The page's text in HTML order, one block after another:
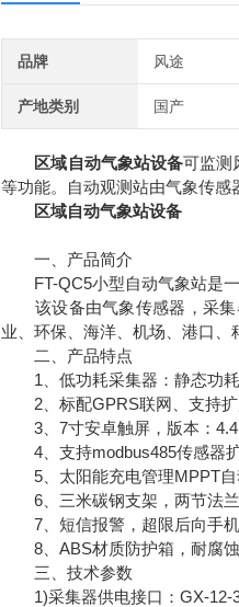
品牌 风途
产地类别 国产
区域自动气象站设备可监测
等功能。自动观测站由气象传感
区域自动气象站设备
一、产品简介
FT-QC5小型自动气象站是一
该设备由气象传感器，采集
业、环保、海洋、机场、港口、
二、产品特点
1、低功耗采集器：静态功耗
2、标配GPRS联网、支持扩
3、7寸安卓触屏，版本：
4、支持modbus485传感器
5、太阳能充电管理MPPT自
6、三米碳钢支架，两节法
7、短信报警，超限后向手机
8、ABS材质防护箱，耐腐蚀
三、技术参数
1)采集器供电接口：GX-12-